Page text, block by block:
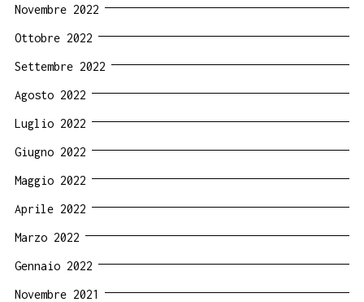
Novembre 2022
Ottobre 2022
Settembre 2022
Agosto 2022
Luglio 2022
Giugno 2022
Maggio 2022
Aprile 2022
Marzo 2022
Gennaio 2022
Novembre 2021